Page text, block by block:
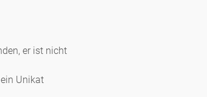
er ist nicht
Unikat